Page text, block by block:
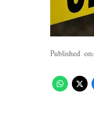
Published on: